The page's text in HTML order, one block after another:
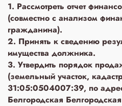
1. Рассмотреть отчет
(совместно с анализом
гражданина).
2. Принять к сведению
имущества должника.
3. Утвердить порядок
(земельный участок,
31:05:0504007:39, по
Белгородская